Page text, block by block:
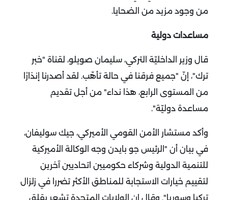
من وجود مزيد من الضحايا.
مساعدات دولية
قال وزير الداخليّة التركي، سليمان صويلو، لقناة "خبر
ترك"، إنّ "جميع فرقنا في حالة تأهّب. لقد أصدرنا إنذارًا
من المستوى الرابع، هذا نداء" من أجل تقديم
مساعدة دوليّة".
وأكد مستشار الأمن القومي الأميركي، جيك سوليفان،
في بيان أن "الرئيس جو بايدن وجه الوكالة الأميركية
للتنمية الدولية وشركاء حكوميين اتحاديين آخرين
لتقييم خيارات الاستجابة للمناطق الأكثر تضررا في زلزال
تركيا وسوريا". وقال إن الولايات المتحدة تشعر بقلق